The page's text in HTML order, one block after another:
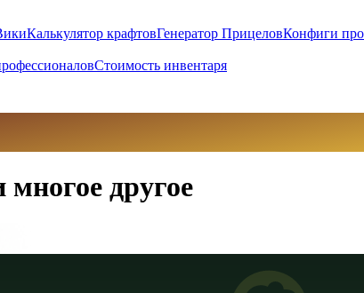
Калькулятор крафтовГенератор ПрицеловКонфиги
Стоимость инвентаря
другое